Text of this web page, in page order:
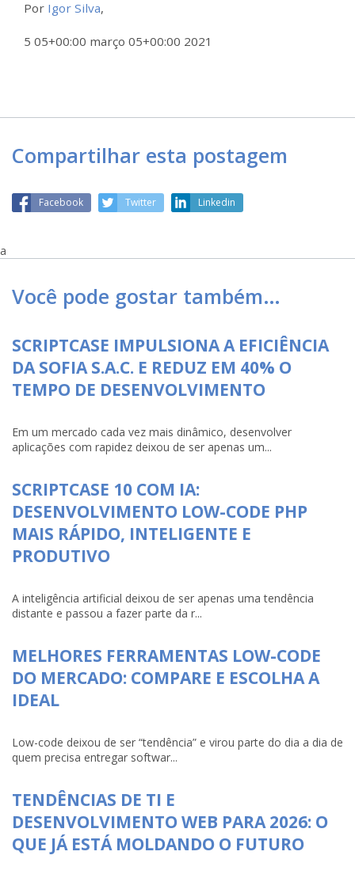
Por Igor Silva,
5 05+00:00 março 05+00:00 2021
Compartilhar esta postagem
Facebook Twitter Linkedin
a
Você pode gostar também…
SCRIPTCASE IMPULSIONA A EFICIÊNCIA
DA SOFIA S.A.C. E REDUZ EM 40% O
TEMPO DE DESENVOLVIMENTO
Em um mercado cada vez mais dinâmico, desenvolver
aplicações com rapidez deixou de ser apenas um...
SCRIPTCASE 10 COM IA:
DESENVOLVIMENTO LOW-CODE PHP
MAIS RÁPIDO, INTELIGENTE E
PRODUTIVO
A inteligência artificial deixou de ser apenas uma tendência
distante e passou a fazer parte da r...
MELHORES FERRAMENTAS LOW-CODE
DO MERCADO: COMPARE E ESCOLHA A
IDEAL
Low-code deixou de ser “tendência” e virou parte do dia a dia de
quem precisa entregar softwar...
TENDÊNCIAS DE TI E
DESENVOLVIMENTO WEB PARA 2026: O
QUE JÁ ESTÁ MOLDANDO O FUTURO